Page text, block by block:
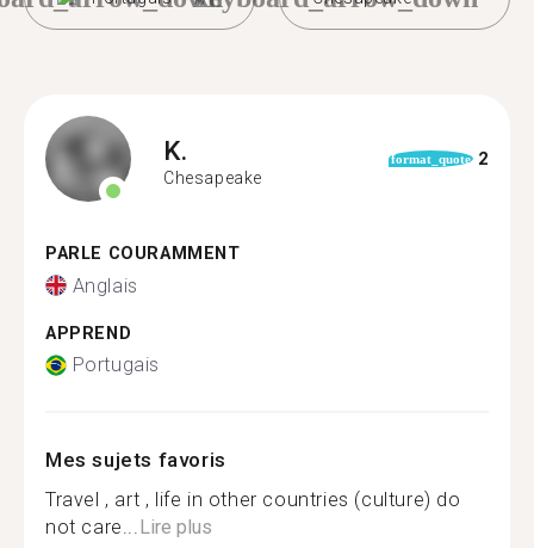
K.
Chesapeake
format_quote 2
PARLE COURAMMENT
Anglais
APPREND
Portugais
Mes sujets favoris
Travel , art , life in other countries (culture) do
not care...Lire plus